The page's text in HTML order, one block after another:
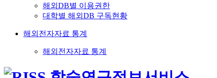
해외DB별 이용권한
대학별 해외DB 구독현황
해외전자자료 통계
해외전자자료 통계